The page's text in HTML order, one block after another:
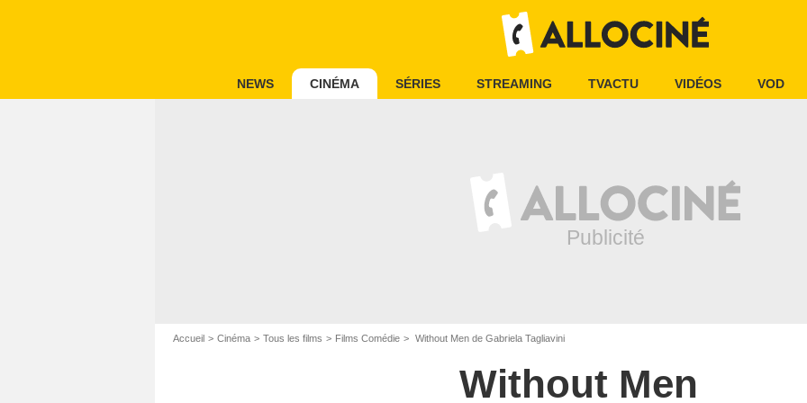
NEWS CINÉMA SÉRIES STREAMING TVACTU VIDÉOS VOD
Accueil Cinéma Tous les films Films Comédie Without Men de Gabriela Tagliavini
Without Men